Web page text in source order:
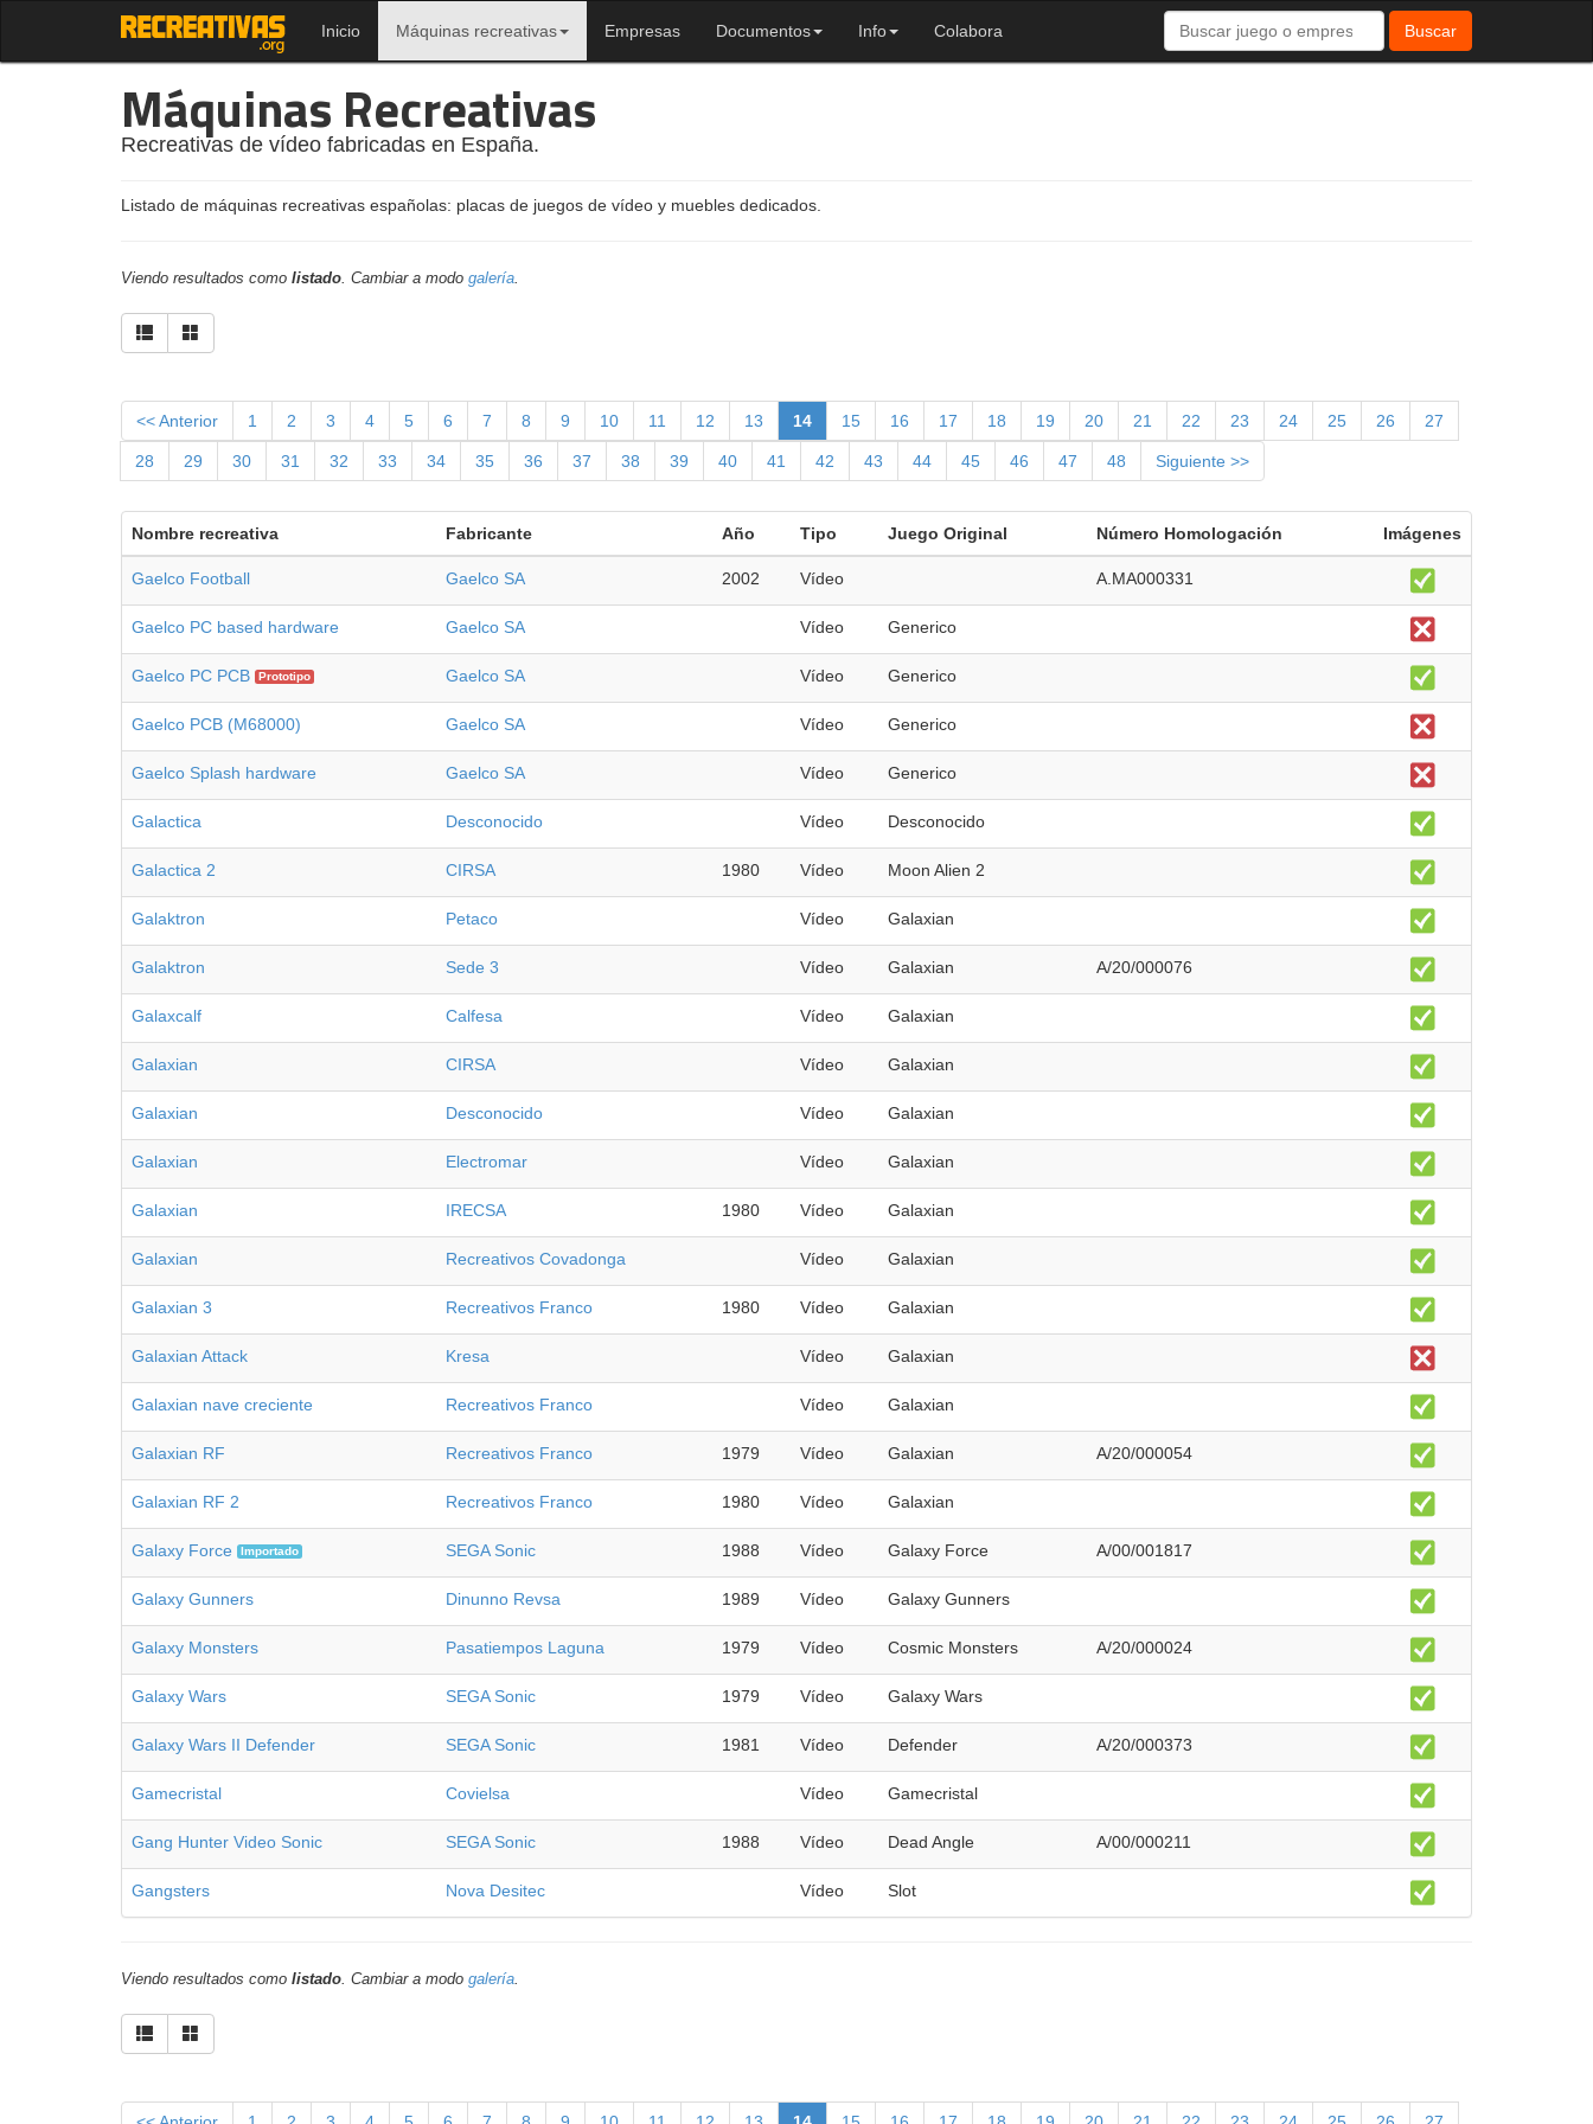
Inicio Máquinas recreativas Empresas Documentos Info Colabora Buscar
Máquinas Recreativas
Recreativas de vídeo fabricadas en España.
Listado de máquinas recreativas españolas: placas de juegos de vídeo y muebles dedicados.
Viendo resultados como listado. Cambiar a modo galería.
<< Anterior 1 2 3 4 5 6 7 8 9 10 11 12 13 14 15 16 17 18 19 20 21 22 23 24 25 26 27
28 29 30 31 32 33 34 35 36 37 38 39 40 41 42 43 44 45 46 47 48 Siguiente >>
Nombre recreativa Fabricante Año Tipo Juego Original Número Homologación Imágenes
Gaelco Football Gaelco SA 2002 Vídeo A.MA000331
Gaelco PC based hardware Gaelco SA Vídeo Generico
Gaelco PC PCB Prototipo Gaelco SA Vídeo Generico
Gaelco PCB (M68000) Gaelco SA Vídeo Generico
Gaelco Splash hardware Gaelco SA Vídeo Generico
Galactica Desconocido Vídeo Desconocido
Galactica 2 CIRSA 1980 Vídeo Moon Alien 2
Galaktron Petaco Vídeo Galaxian
Galaktron Sede 3 Vídeo Galaxian A/20/000076
Galaxcalf Calfesa Vídeo Galaxian
Galaxian CIRSA Vídeo Galaxian
Galaxian Desconocido Vídeo Galaxian
Galaxian Electromar Vídeo Galaxian
Galaxian IRECSA 1980 Vídeo Galaxian
Galaxian Recreativos Covadonga Vídeo Galaxian
Galaxian 3 Recreativos Franco 1980 Vídeo Galaxian
Galaxian Attack Kresa Vídeo Galaxian
Galaxian nave creciente Recreativos Franco Vídeo Galaxian
Galaxian RF Recreativos Franco 1979 Vídeo Galaxian A/20/000054
Galaxian RF 2 Recreativos Franco 1980 Vídeo Galaxian
Galaxy Force Importado SEGA Sonic 1988 Vídeo Galaxy Force A/00/001817
Galaxy Gunners Dinunno Revsa 1989 Vídeo Galaxy Gunners
Galaxy Monsters Pasatiempos Laguna 1979 Vídeo Cosmic Monsters A/20/000024
Galaxy Wars SEGA Sonic 1979 Vídeo Galaxy Wars
Galaxy Wars II Defender SEGA Sonic 1981 Vídeo Defender A/20/000373
Gamecristal Covielsa Vídeo Gamecristal
Gang Hunter Video Sonic SEGA Sonic 1988 Vídeo Dead Angle A/00/000211
Gangsters Nova Desitec Vídeo Slot
Viendo resultados como listado. Cambiar a modo galería.